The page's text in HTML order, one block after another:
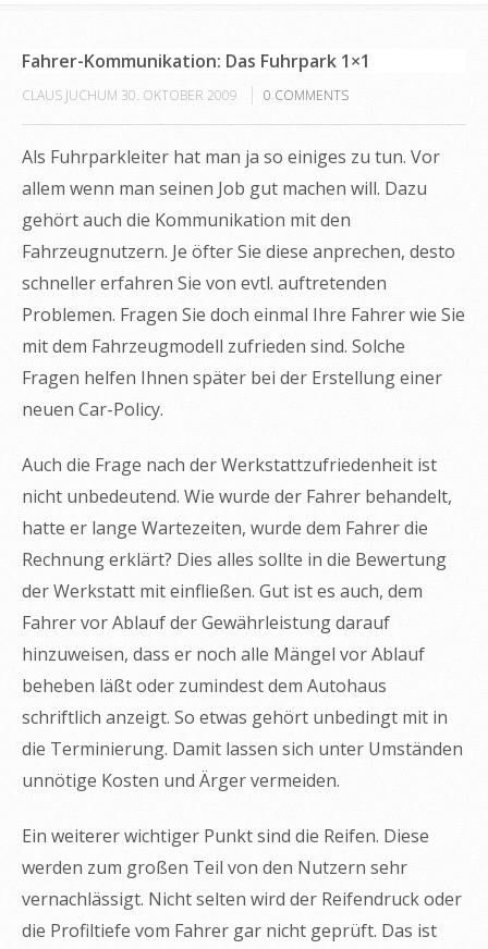
Fahrer-Kommunikation: Das Fuhrpark 1×1
CLAUS JUCHUM 30. OKTOBER 2009 0 COMMENTS
Als Fuhrparkleiter hat man ja so einiges zu tun. Vor
allem wenn man seinen Job gut machen will. Dazu
gehört auch die Kommunikation mit den
Fahrzeugnutzern. Je öfter Sie diese anprechen, desto
schneller erfahren Sie von evtl. auftretenden
Problemen. Fragen Sie doch einmal Ihre Fahrer wie Sie
mit dem Fahrzeugmodell zufrieden sind. Solche
Fragen helfen Ihnen später bei der Erstellung einer
neuen Car-Policy.
Auch die Frage nach der Werkstattzufriedenheit ist
nicht unbedeutend. Wie wurde der Fahrer behandelt,
hatte er lange Wartezeiten, wurde dem Fahrer die
Rechnung erklärt? Dies alles sollte in die Bewertung
der Werkstatt mit einfließen. Gut ist es auch, dem
Fahrer vor Ablauf der Gewährleistung darauf
hinzuweisen, dass er noch alle Mängel vor Ablauf
beheben läßt oder zumindest dem Autohaus
schriftlich anzeigt. So etwas gehört unbedingt mit in
die Terminierung. Damit lassen sich unter Umständen
unnötige Kosten und Ärger vermeiden.
Ein weiterer wichtiger Punkt sind die Reifen. Diese
werden zum großen Teil von den Nutzern sehr
vernachlässigt. Nicht selten wird der Reifendruck oder
die Profiltiefe vom Fahrer gar nicht geprüft. Das ist